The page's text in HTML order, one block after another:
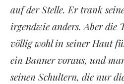
auf der Stelle. Er trank
irgendwie anders. Aber die
völlig wohl in seiner Haut
ein Banner voraus, und
seinen Schultern, die nur